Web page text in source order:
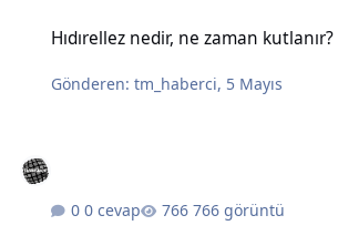
Hıdırellez nedir, ne zaman kutlanır?
Gönderen:tm_haberci, 5 Mayıs
0 cevap 766 görüntü